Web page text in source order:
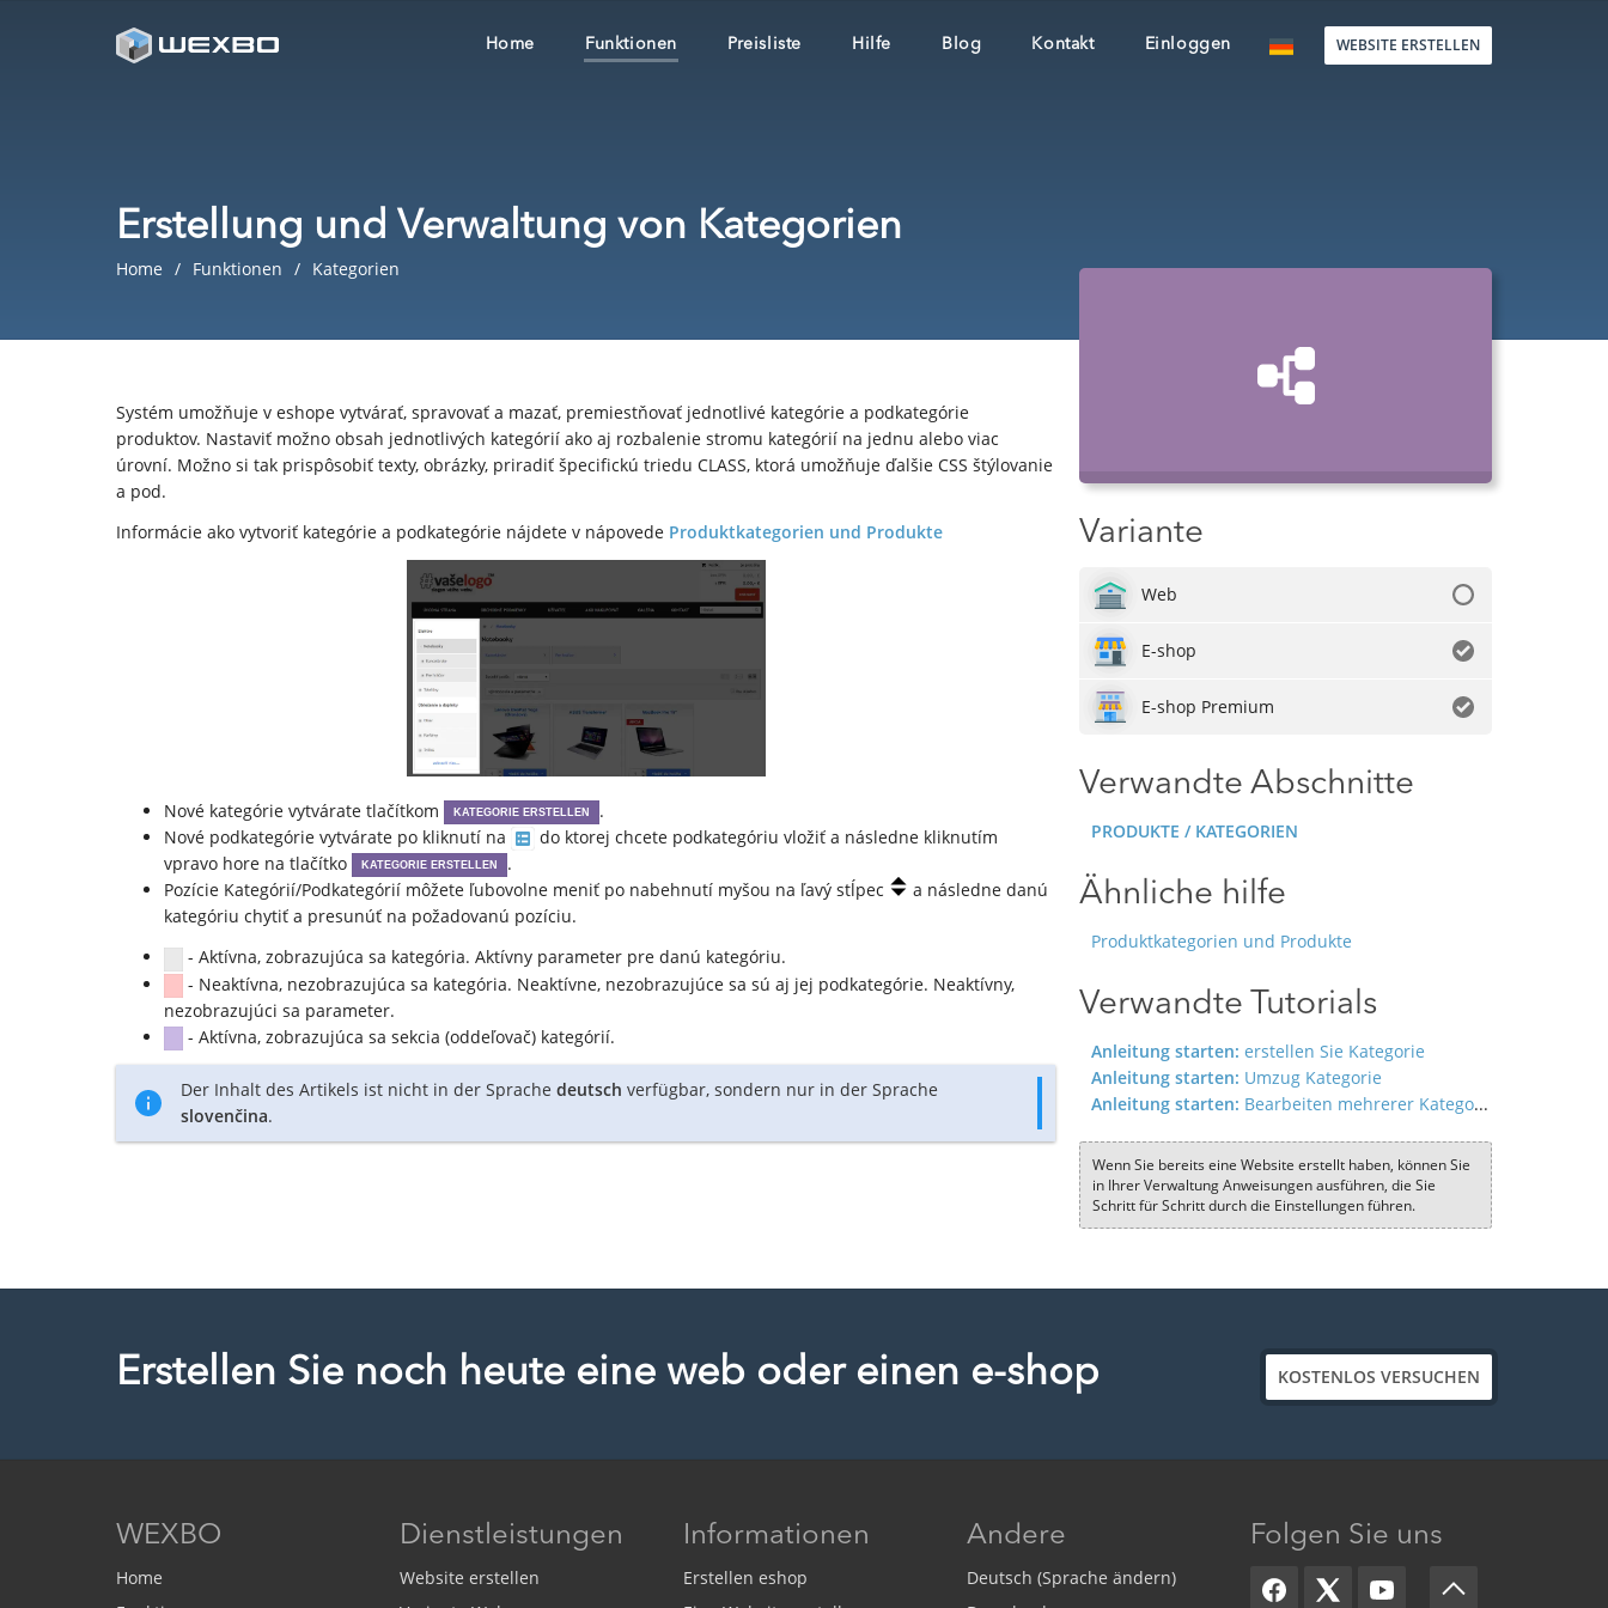
Home Funktionen Preisliste Hilfe Blog Kontakt Einloggen WEBSITE ERSTELLEN
Erstellung und Verwaltung von Kategorien
Home Funktionen Kategorien
Systém umožňuje v eshope vytvárať, spravovať a mazať, premiestňovať jednotlivé kategórie a podkategórie
produktov. Nastaviť možno obsah jednotlivých kategórií ako aj rozbalenie stromu kategórií na jednu alebo viac
úrovní. Možno si tak prispôsobiť texty, obrázky, priradiť špecifickú triedu CLASS, ktorá umožňuje ďalšie CSS štýlovanie
a pod.
Informácie ako vytvoriť kategórie a podkategórie nájdete v nápovede Produktkategorien und Produkte
Nové kategórie vytvárate tlačítkom KATEGORIE ERSTELLEN
.
Nové podkategórie vytvárate po kliknutí na
do ktorej chcete podkategóriu vložiť a následne kliknutím
vpravo hore na tlačítko
KATEGORIE ERSTELLEN
.
Pozície Kategórií/Podkategórií môžete ľubovolne meniť po nabehnutí myšou na ľavý stĺpec
a následne danú
kategóriu chytiť a presunúť na požadovanú pozíciu.
- Aktívna, zobrazujúca sa kategória. Aktívny parameter pre danú kategóriu.
- Neaktívna, nezobrazujúca sa kategória. Neaktívne, nezobrazujúce sa sú aj jej podkategórie. Neaktívny,
nezobrazujúci sa parameter.
- Aktívna, zobrazujúca sa sekcia (oddeľovač) kategórií.
Der Inhalt des Artikels ist nicht in der Sprache deutsch verfügbar, sondern nur in der Sprache
slovenčina.
Variante
Web
E-shop
E-shop Premium
Verwandte Abschnitte
PRODUKTE / KATEGORIEN
Ähnliche hilfe
Produktkategorien und Produkte
Verwandte Tutorials
Anleitung starten: erstellen Sie Kategorie
Anleitung starten: Umzug Kategorie
Anleitung starten: Bearbeiten mehrerer Kategorien zu Produkten
Wenn Sie bereits eine Website erstellt haben, können Sie
in Ihrer Verwaltung Anweisungen ausführen, die Sie
Schritt für Schritt durch die Einstellungen führen.
Erstellen Sie noch heute eine web oder einen e-shop KOSTENLOS VERSUCHEN
WEXBO
Home
Dienstleistungen
Website erstellen
Informationen
Erstellen eshop
Andere
Deutsch (Sprache ändern)
Folgen Sie uns